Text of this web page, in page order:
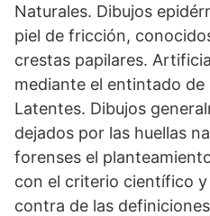
Naturales. Dibujos
piel de fricción,
crestas papilares.
mediante el entintado de
Latentes. Dibujos
dejados por las huellas
forenses el
con el criterio científico
contra de las